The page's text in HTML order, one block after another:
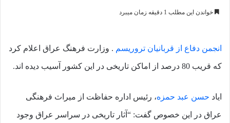
خواندن این مطلب 1 دقیقه زمان میبرد
انجمن دفاع از قربانیان تروریسم . وزارت فرهنگ عراق اعلام کرد
که قریب 80 درصد از اماکن تاریخی در این کشور آسیب دیده اند.
ایاد حسن عبد حمزه، رئیس اداره حفاظت از میراث فرهنگی
عراق در این خصوص گفت: “آثار تاریخی در سراسر عراق وجود